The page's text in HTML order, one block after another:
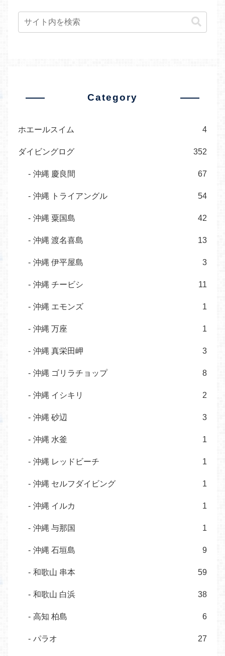
Category
ホエールスイム 4
ダイビングログ 352
沖縄 慶良間 67
沖縄 トライアングル 54
沖縄 粟国島 42
沖縄 渡名喜島 13
沖縄 伊平屋島 3
沖縄 チービシ 11
沖縄 エモンズ 1
沖縄 万座 1
沖縄 真栄田岬 3
沖縄 ゴリラチョップ 8
沖縄 イシキリ 2
沖縄 砂辺 3
沖縄 水釜 1
沖縄 レッドビーチ 1
沖縄 セルフダイビング 1
沖縄 イルカ 1
沖縄 与那国 1
沖縄 石垣島 9
和歌山 串本 59
和歌山 白浜 38
高知 柏島 6
パラオ 27